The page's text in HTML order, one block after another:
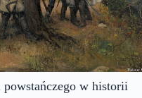
powstańczego w historii